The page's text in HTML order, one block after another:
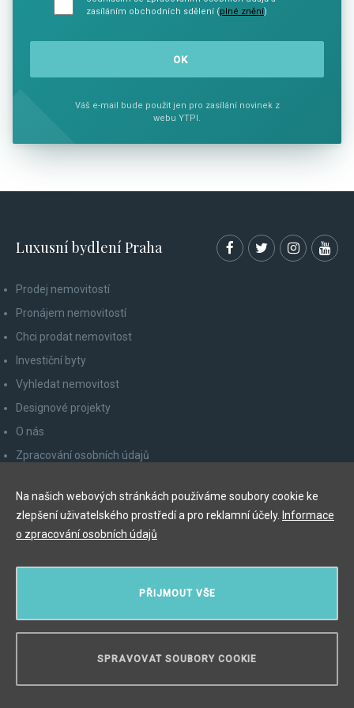
zasíláním obchodních sdělení (plné znění)
Váš e-mail bude použit jen pro zasílání novinek z
webu YTPI.
Luxusní bydlení Praha
Prodej nemovitostí
Pronájem nemovitostí
Chci prodat nemovitost
Investiční byty
Vyhledat nemovitost
Designové projekty
O nás
Zpracování osobních údajů
Odhlášení z newsletteru
Myslíková 245/3, 110 00 Praha 1
PŘIJMOUT VŠE
SPRAVOVAT SOUBORY COOKIE
Na našich webových stránkách používáme soubory cookie ke
zlepšení uživatelského prostředí a pro reklamní účely. Informace
o zpracování osobních údajů